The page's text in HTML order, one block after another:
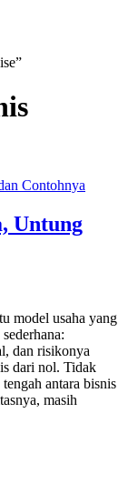
Untung
model usaha yang
dan risikonya
dari nol. Tidak
antara bisnis
masih